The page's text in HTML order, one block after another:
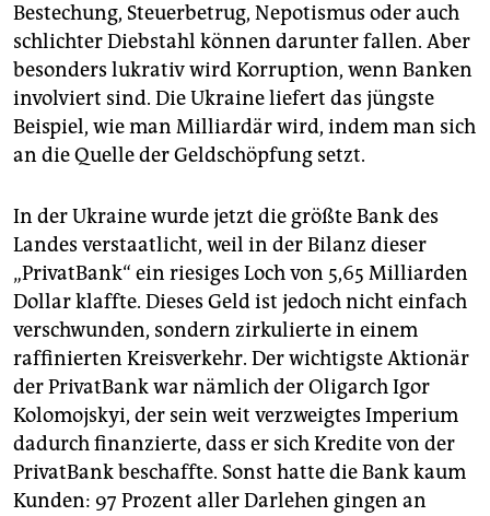
sport
berlin
nord
verlag
verlag
veranstaltungen
shop
fragen & hilfe
unterstützen
abo
Bestechung, Steuerbetrug, Nepotismus oder auch
schlichter Diebstahl können darunter fallen. Aber
besonders lukrativ wird Korruption, wenn Banken
involviert sind. Die Ukraine liefert das jüngste
Beispiel, wie man Milliardär wird, indem man sich
an die Quelle der Geldschöpfung setzt.
In der Ukraine wurde jetzt die größte Bank des
Landes verstaatlicht, weil in der Bilanz dieser
„PrivatBank“ ein riesiges Loch von 5,65 Milliarden
Dollar klaffte. Dieses Geld ist jedoch nicht einfach
verschwunden, sondern zirkulierte in einem
raffinierten Kreisverkehr. Der wichtigste Aktionär
der PrivatBank war nämlich der Oligarch Igor
Kolomojskyi, der sein weit verzweigtes Imperium
dadurch finanzierte, dass er sich Kredite von der
PrivatBank beschaffte. Sonst hatte die Bank kaum
Kunden: 97 Prozent aller Darlehen gingen an